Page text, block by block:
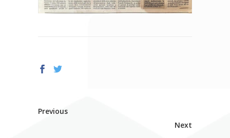
Previous
Next